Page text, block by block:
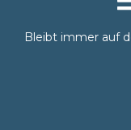
Bleibt immer auf